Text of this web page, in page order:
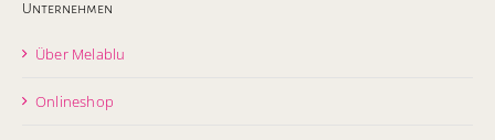
Unternehmen
Über Melablu
Onlineshop